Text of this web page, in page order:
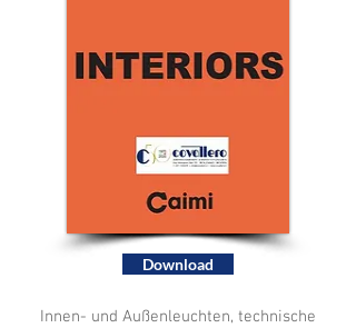
Download
Innen- und Außenleuchten, technische